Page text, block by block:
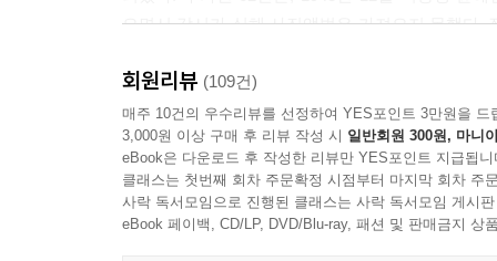
“아아, 간도에 시와 애수와 같은 것이 발효하기 비
--- p.186~187 「정지용 - 서(序)」 중에서
“무슨 뜻인지 모르나 마지막 외마디소리를 지르고
이 말은 동주의 최후를 감시하던 일본인 간수가
뜻을 알리만두 저도 소리에 느낀 바 있었나 보다.
오면서 감시가 심해 사진앨범은 가져오지 못했다.
93편의 시와 수필을 담아 김환기 화백의 그림으
(先伯)의 생애’가 실려 있으며, 1979년 3번째 증
후기가 실려 있다. 따라서 8장에 모두 살려 놓은
이 시집의 표기는 가능한 현대어 표기법을 따르
했으며, ‘얼골/얼굴’ ‘코쓰모쓰/코스모스’ 등
표기하였다. 그 외 「윤동주 연보」에 쓴 작품 제목
회원리뷰 (109건)
매주 10건의 우수리뷰를 선정하여 YES포인트 3만원을 드
3,000원 이상 구매 후 리뷰 작성 시 일반회원 300원, 마니
eBook은 다운로드 후 작성한 리뷰만 YES포인트 지급됩니
클래스는 첫번째 회차 주문확정 시점부터 마지막 회차 주
사락 독서모임으로 진행된 클래스는 사락 독서모임 게시
eBook 페이백, CD/LP, DVD/Blu-ray, 패션 및 판매금지 상